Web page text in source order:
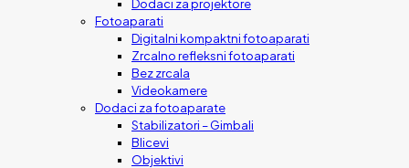
Dodaci za projektore
Fotoaparati
Digitalni kompaktni fotoaparati
Zrcalno refleksni fotoaparati
Bez zrcala
Videokamere
Dodaci za fotoaparate
Stabilizatori – Gimbali
Blicevi
Objektivi